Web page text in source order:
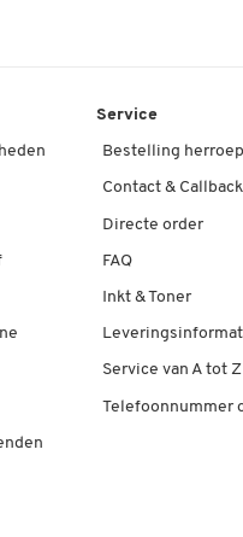
Service
Bestelling
Contact & Callback
Directe order
FAQ
Inkt & Toner
Service van A tot Z
Telefoonnummer